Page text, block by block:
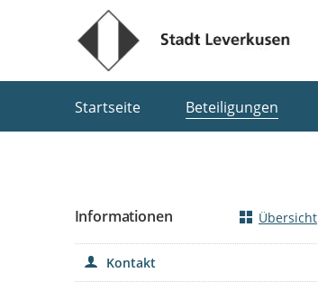
Startseite Beteiligungen
Informationen Übersicht
Kontakt